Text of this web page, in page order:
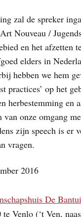
zal de spreker
Nouveau /
en het afzetten
elders in
hebben we hem
practices’ op het
herbestemming en
van onze omgang
zijn speech is er
vragen.
2016
De
Venlo (‘t Ven,